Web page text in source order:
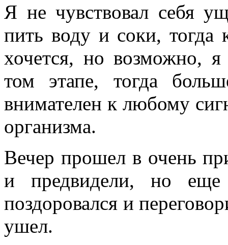
Я не чувствовал себя
пить воду и соки, тогда
хочется, но возможно,
том этапе, тогда
внимателен к любому
организма.
Вечер прошел в очень
и предвидели, но
поздоровался и
ушел.